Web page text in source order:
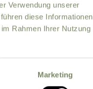
Verwendung unserer
diese Informationen
Rahmen Ihrer Nutzung
Marketing
1.953,-